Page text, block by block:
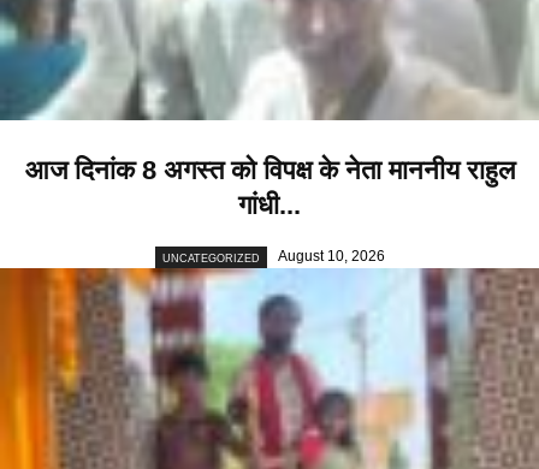
आज दिनांक 8 अगस्त को विपक्ष के नेता माननीय राहुल
गांधी...
UNCATEGORIZED August 10, 2026